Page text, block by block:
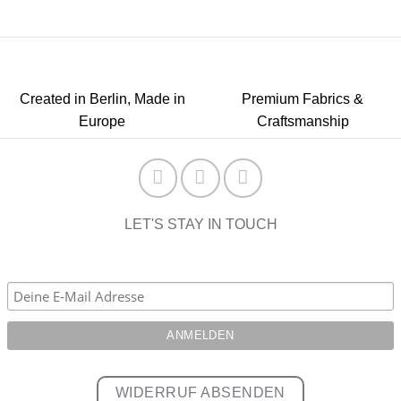
Created in Berlin, Made in
Europe
Premium Fabrics &
Craftsmanship
LET'S STAY IN TOUCH
WIDERRUF ABSENDEN